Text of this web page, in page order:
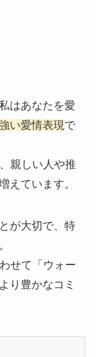
はあなたを愛
い愛情表現で
親しい人や推
えています。
が大切で、特
せて「ウォー
り豊かなコミ